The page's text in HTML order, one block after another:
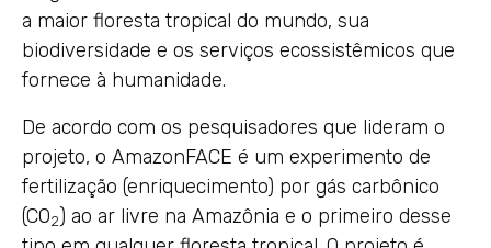
a maior floresta tropical do mundo, sua
biodiversidade e os serviços ecossistêmicos que
fornece à humanidade.
De acordo com os pesquisadores que lideram o
projeto, o AmazonFACE é um experimento de
fertilização (enriquecimento) por gás carbônico
(CO2) ao ar livre na Amazônia e o primeiro desse